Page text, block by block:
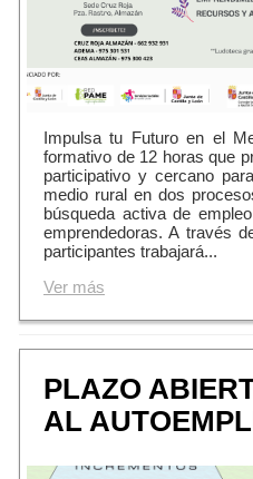
Impulsa tu Futuro en el
formativo de 12 horas que
participativo y cercano
medio rural en dos
búsqueda activa de
emprendedoras. A través
participantes trabajará...
Ver más
PLAZO
AL